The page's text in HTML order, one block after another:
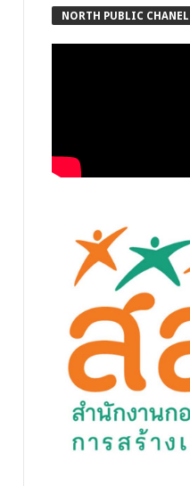
NORTH PUBLIC CHANEL